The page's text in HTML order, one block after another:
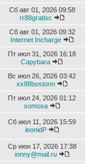
Сб авг 01, 2026 09:58
rr88gratisc
Сб авг 01, 2026 09:32
Internet Incharge
Пт июл 31, 2026 16:18
Capybara
Вс июл 26, 2026 03:42
xx88bostonn
Пт июл 24, 2026 01:12
somosa
Сб июл 11, 2026 15:59
leonidP
Ср июн 17, 2026 17:38
ionny@mail.ru